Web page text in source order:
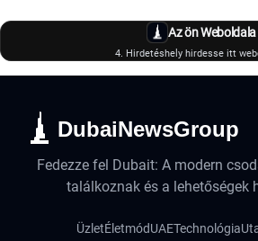
Az ön Weboldala
4. Hirdetéshely hirdesse itt
DubaiNewsGroup
Fedezze fel Dubait: A modern
találkoznak és a lehetőségek
ÜzletÉletmódUAETechnológia